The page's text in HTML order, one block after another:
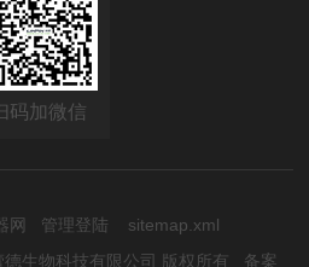
码加微信
网 管理登陆
sitemap.xml
生物科技有限公司 版权所有 备案